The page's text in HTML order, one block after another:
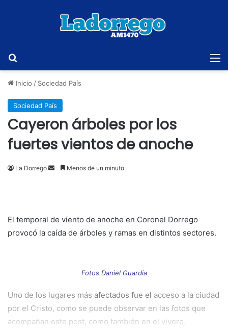
Inicio / Sociedad País
Sociedad País
Cayeron árboles por los
fuertes vientos de anoche
La Dorrego
SendMenos de un minuto
El temporal de viento de anoche en Coronel Dorrego
provocó la caída de árboles y ramas en distintos sectores.
Fotos Daniel Guardia
Uno de los lugares más afectados fue el acceso a la ciudad
por el Cristo, como se puede observar en las fotos que
acompañan este post, como también en el vivero.